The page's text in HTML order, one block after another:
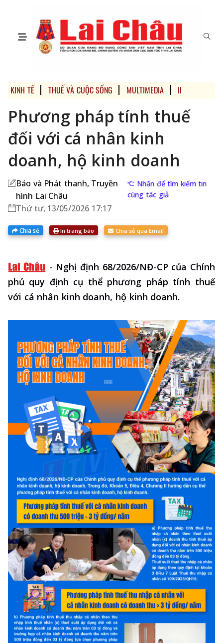
KINH TẾ THUẾ VÀ CUỘC SỐNG MULTIMEDIA INFOGRAPHIC
Phương pháp tính thuế
đối với cá nhân kinh
doanh, hộ kinh doanh
Báo và Phát thanh, Truyền
hình Lai Châu
Nhấn để tìm kiếm tin
cùng tác giả
Thứ tư, 13/05/2026 17:17
Chia sẻ In trang báo Chia sẻ qua Email
- Nghị định 68/2026/NĐ-CP của Chính
phủ quy định cụ thể phương pháp tính thuế
với cá nhân kinh doanh, hộ kinh doanh.